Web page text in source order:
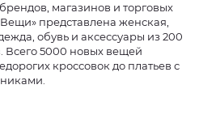
магазинов и торговых
представлена женская,
обувь и аксессуары из 200
Всего 5000 новых вещей
кроссовок до платьев с